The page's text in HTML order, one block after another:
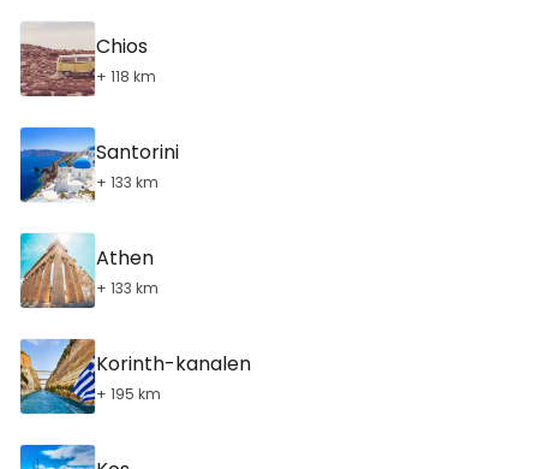
Chios
+ 118 km
Santorini
+ 133 km
Athen
+ 133 km
Korinth-kanalen
+ 195 km